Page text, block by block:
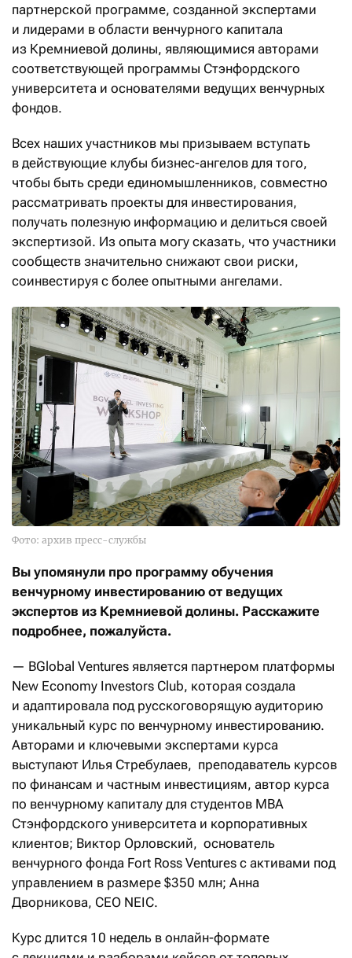
партнерской программе, созданной экспертами
и лидерами в области венчурного капитала
из Кремниевой долины, являющимися авторами
соответствующей программы Стэнфордского
университета и основателями ведущих венчурных
фондов.
Всех наших участников мы призываем вступать
в действующие клубы бизнес-ангелов для того,
чтобы быть среди единомышленников, совместно
рассматривать проекты для инвестирования,
получать полезную информацию и делиться своей
экспертизой. Из опыта могу сказать, что участники
сообществ значительно снижают свои риски,
соинвестируя с более опытными ангелами.
Фото: архив пресс-службы
Вы упомянули про программу обучения
венчурному инвестированию от ведущих
экспертов из Кремниевой долины. Расскажите
подробнее, пожалуйста.
— BGlobal Ventures является партнером платформы
New Economy Investors Club, которая создала
и адаптировала под русскоговорящую аудиторию
уникальный курс по венчурному инвестированию.
Авторами и ключевыми экспертами курса
выступают Илья Стребулаев, преподаватель курсов
по финансам и частным инвестициям, автор курса
по венчурному капиталу для студентов МВА
Стэнфордского университета и корпоративных
клиентов; Виктор Орловский, основатель
венчурного фонда Fort Ross Ventures с активами под
управлением в размере $350 млн; Анна
Дворникова, CEO NEIC.
Курс длится 10 недель в онлайн-формате